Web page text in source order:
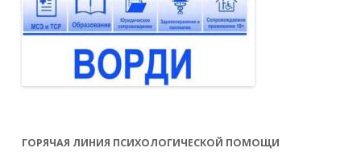
ГОРЯЧАЯ ЛИНИЯ ПСИХОЛОГИЧЕСКОЙ ПОМОЩИ